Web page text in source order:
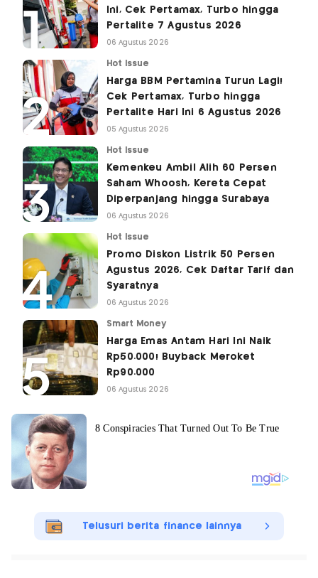
Ini, Cek Pertamax, Turbo hingga
Pertalite 7 Agustus 2026
06 Agustus 2026
Hot Issue
Harga BBM Pertamina Turun Lagi!
Cek Pertamax, Turbo hingga
Pertalite Hari Ini 6 Agustus 2026
05 Agustus 2026
Hot Issue
Kemenkeu Ambil Alih 60 Persen
Saham Whoosh, Kereta Cepat
Diperpanjang hingga Surabaya
06 Agustus 2026
Hot Issue
Promo Diskon Listrik 50 Persen
Agustus 2026, Cek Daftar Tarif dan
Syaratnya
06 Agustus 2026
Smart Money
Harga Emas Antam Hari Ini Naik
Rp50.000! Buyback Meroket
Rp90.000
06 Agustus 2026
Telusuri berita finance lainnya